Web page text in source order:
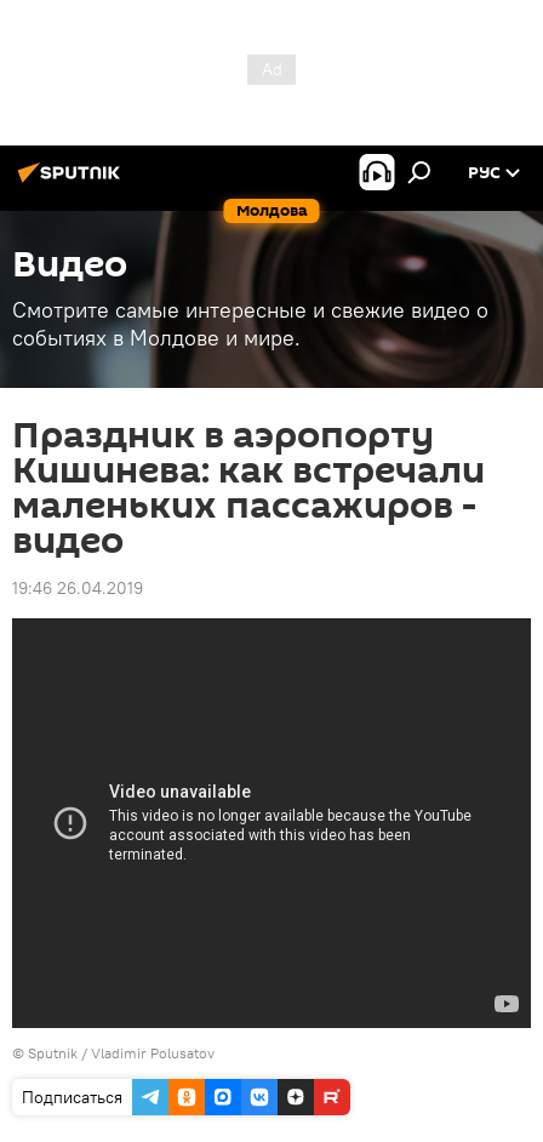
Молдова
РУС
Видео
Смотрите самые интересные и свежие видео о
событиях в Молдове и мире.
Праздник в аэропорту
Кишинева: как встречали
маленьких пассажиров -
видео
19:46 26.04.2019
© Sputnik / Vladimir Polusatov
Подписаться